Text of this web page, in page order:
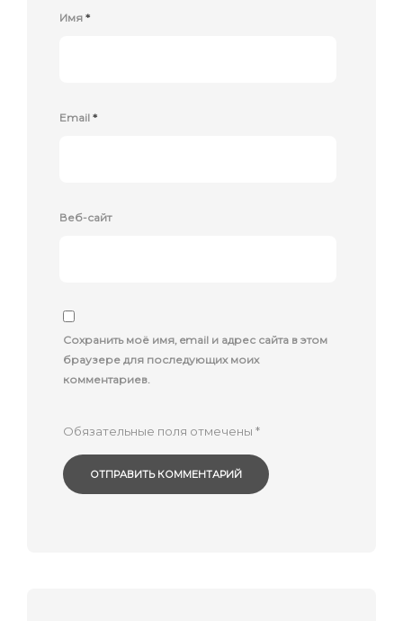
Имя *
Email *
Веб-сайт
Сохранить моё имя, email и адрес сайта в этом
браузере для последующих моих
комментариев.
Обязательные поля отмечены *